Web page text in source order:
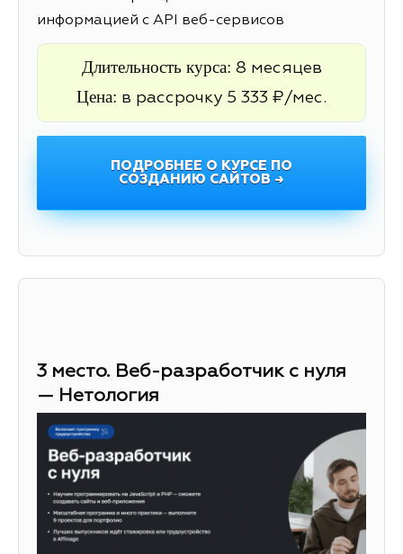
информацией с API веб-сервисов
Длительность курса: 8 месяцев
Цена: в рассрочку 5 333 ₽/мес.
ПОДРОБНЕЕ О КУРСЕ ПО
СОЗДАНИЮ САЙТОВ →
3 место. Веб-разработчик с нуля
— Нетология